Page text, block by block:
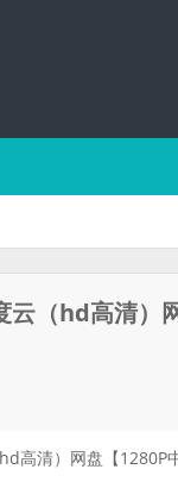
（hd高清）
高清）网盘【1280P